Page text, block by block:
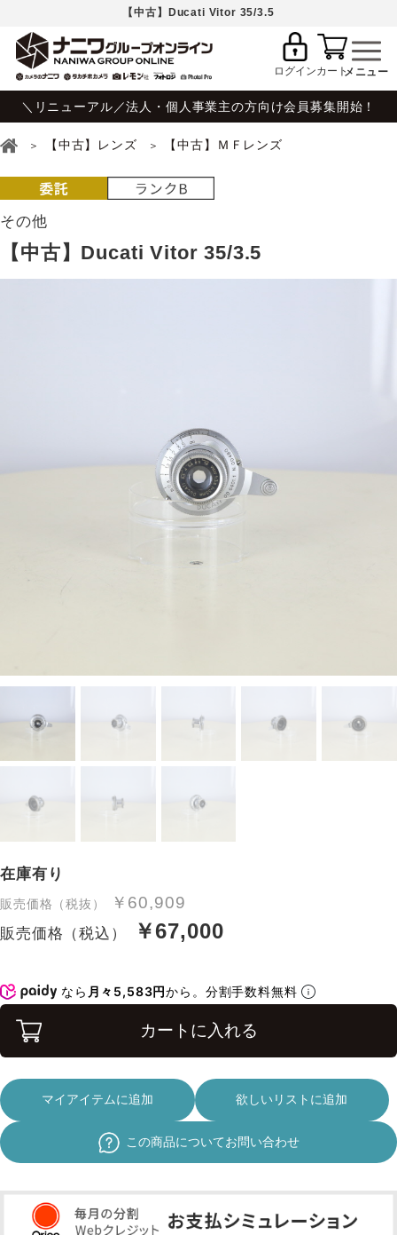
【中古】Ducati Vitor 35/3.5
ログインカート
＼リニューアル／法人・個人事業主の方向け会員募集開始！
【中古】レンズ 【中古】ＭＦレンズ
その他
【中古】Ducati Vitor 35/3.5
在庫有り
販売価格（税抜） ￥60,909
販売価格（税込） ￥67,000
なら 月々5,583円から。分割手数料無料
カートに入れる
マイアイテムに追加 欲しいリストに追加
この商品についてお問い合わせ